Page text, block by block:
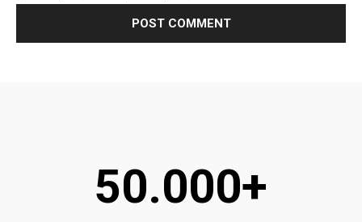
50.000+